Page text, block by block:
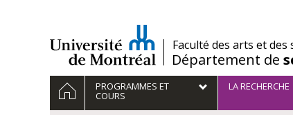
/Faculté des arts et des
Département de
Navigation
principale
HOMEPROGRAMMES ET
COURS
LA RECHERCHE